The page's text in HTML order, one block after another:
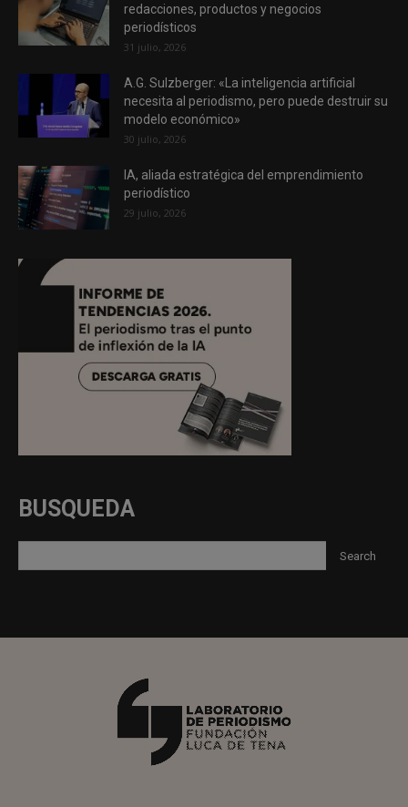
redacciones, productos y negocios
periodísticos
31 julio, 2026
A.G. Sulzberger: «La inteligencia artificial
necesita al periodismo, pero puede destruir su
modelo económico»
30 julio, 2026
IA, aliada estratégica del emprendimiento
periodístico
29 julio, 2026
BUSQUEDA